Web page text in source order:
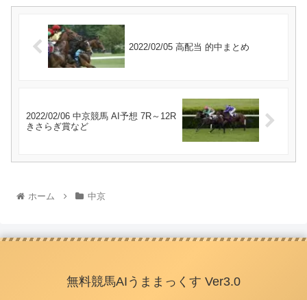
2022/02/05 高配当 的中まとめ
2022/02/06 中京競馬 AI予想 7R～12R
きさらぎ賞など
ホーム 中京
無料競馬AIうままっくす Ver3.0